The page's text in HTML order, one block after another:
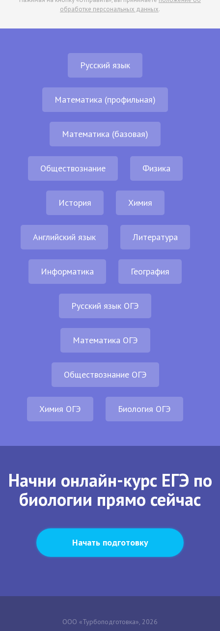
обработке персональных данных.
Русский язык
Математика (профильная)
Математика (базовая)
Обществознание Физика
История Химия
Английский язык Литература
Информатика География
Русский язык ОГЭ
Математика ОГЭ
Обществознание ОГЭ
Химия ОГЭ Биология ОГЭ
Начни онлайн-курс ЕГЭ по
биологии прямо сейчас
Начать подготовку
ООО «Турбоподготовка», 2026